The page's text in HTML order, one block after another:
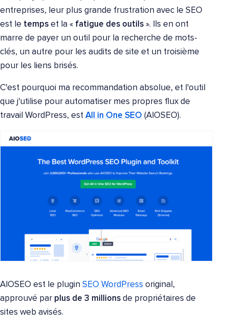
entreprises, leur plus grande frustration avec le SEO
est le temps et la « fatigue des outils ». Ils en ont
marre de payer un outil pour la recherche de mots-
clés, un autre pour les audits de site et un troisième
pour les liens brisés.
C'est pourquoi ma recommandation absolue, et l'outil
que j'utilise pour automatiser mes propres flux de
travail WordPress, est All in One SEO (AIOSEO).
AIOSEO est le plugin SEO WordPress original,
approuvé par plus de 3 millions de propriétaires de
sites web avisés.